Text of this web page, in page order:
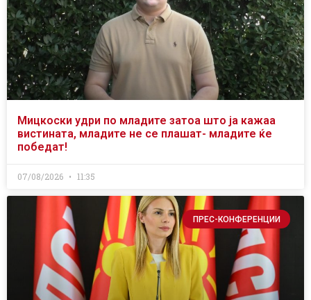
Мицкоски удри по младите затоа што ја кажаа
вистината, младите не се плашат- младите ќе
победат!
07/08/2026 11:35
ПРЕС-КОНФЕРЕНЦИИ